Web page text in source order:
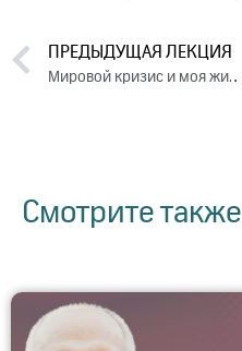
ПРЕДЫДУЩАЯ ЛЕКЦИЯ
Мировой кризис и моя жизнь. Лекция 1 (2020)
Смотрите также